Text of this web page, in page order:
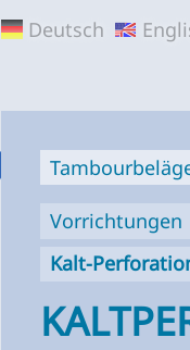
TAMBULA
Deutsch
Vorrichtungen
Kalt-